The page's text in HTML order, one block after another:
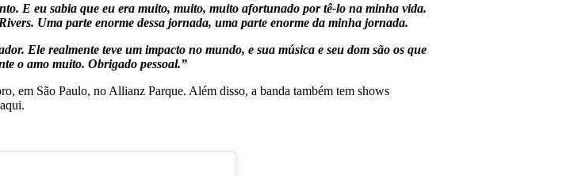
E eu sabia que eu era muito, muito, muito afortunado por tê-lo na minha vida.
Uma parte enorme dessa jornada, uma parte enorme da minha jornada.
Ele realmente teve um impacto no mundo, e sua música e seu dom são os que
o amo muito. Obrigado pessoal.”
em São Paulo, no Allianz Parque. Além disso, a banda também tem shows